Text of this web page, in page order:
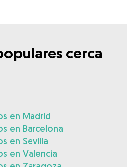
cerca
en Madrid
en Barcelona
en Sevilla
en Valencia